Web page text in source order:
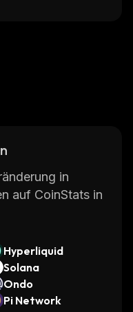
in
auf CoinStats in
Hyperliquid
Solana
Ondo
Pi Network